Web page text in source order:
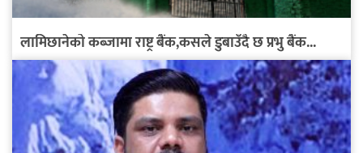
लामिछानेको कब्जामा राष्ट्र बैंक,कसले डुबाउँदै छ प्रभु बैंक...